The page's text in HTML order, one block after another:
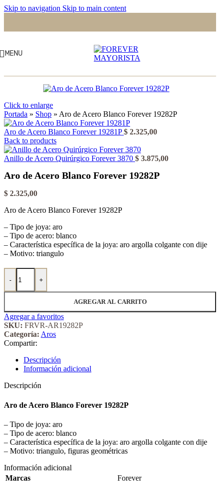
Skip to navigation Skip to main content
MENU
Click to enlarge
Portada » Shop » Aro de Acero Blanco Forever 19282P
Aro de Acero Blanco Forever 19281P$ 2.325,00
Back to products
Anillo de Acero Quirúrgico Forever 3870 $ 3.875,00
Aro de Acero Blanco Forever 19282P
$ 2.325,00
Aro de Acero Blanco Forever 19282P
– Tipo de joya: aro
– Tipo de acero: blanco
– Característica específica de la joya: aro argolla colgante con dije
– Motivo: triangulo
-
Aro de Acero Blanco Forever 19282P cantidad
+
AGREGAR AL CARRITO
Agregar a favoritos
SKU: FRVR-AR19282P
Categoría: Aros
Compartir:
Descripción
Información adicional
Descripción
Aro de Acero Blanco Forever 19282P
– Tipo de joya: aro
– Tipo de acero: blanco
– Característica específica de la joya: aro argolla colgante con dije
– Motivo: triangulo, figuras geométricas
Información adicional
Marcas
Forever